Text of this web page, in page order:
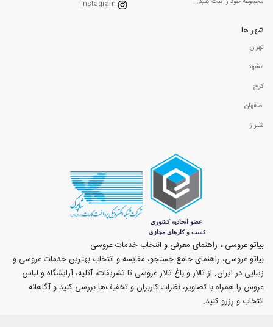
Instagram
شهر ها
تهران
مشهد
کرج
اصفهان
شیراز
بیاتو عروسی ، راهنمای معرفی و انتخاب خدمات عروسی
بیاتو عروسی، راهنمای جامع جستجو، مقایسه و انتخاب بهترین خدمات عروسی و
زیبایی در ایران. از تالار و باغ تالار عروسی تا تشریفات، آتلیه، آرایشگاه و لباس
عروس را همراه با تصاویر، نظرات کاربران و تخفیف‌ها بررسی کنید و آگاهانه
انتخاب و رزرو کنید.